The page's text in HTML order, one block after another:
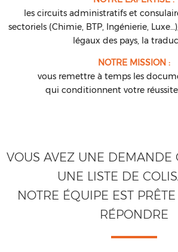
les circuits administratifs et
sectoriels (Chimie, BTP, Ingénierie,
légaux des pays, la
NOTRE MISSION :
vous remettre à temps les
qui conditionnent votre réussite
VOUS AVEZ UNE DEMANDE
UNE LISTE DE
NOTRE ÉQUIPE EST
RÉPONDRE